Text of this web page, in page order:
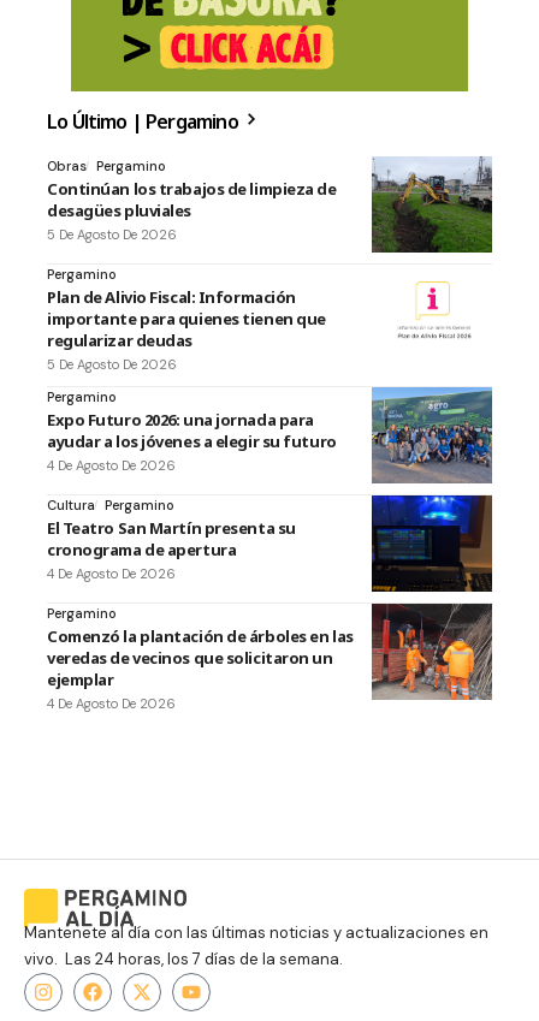
Lo Último | Pergamino
Obras Pergamino
Continúan los trabajos de limpieza de
desagües pluviales
5 De Agosto De 2026
Pergamino
Plan de Alivio Fiscal: Información
importante para quienes tienen que
regularizar deudas
5 De Agosto De 2026
Pergamino
Expo Futuro 2026: una jornada para
ayudar a los jóvenes a elegir su futuro
4 De Agosto De 2026
Cultura Pergamino
El Teatro San Martín presenta su
cronograma de apertura
4 De Agosto De 2026
Pergamino
Comenzó la plantación de árboles en las
veredas de vecinos que solicitaron un
ejemplar
4 De Agosto De 2026
Mantenete al día con las últimas noticias y actualizaciones en
vivo. Las 24 horas, los 7 días de la semana.